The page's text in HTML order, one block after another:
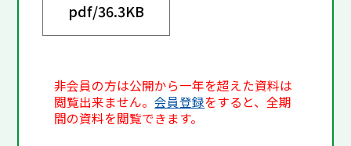
pdf/36.3KB
非会員の方は公開から一年を超えた資料は
閲覧出来ません。会員登録をすると、全期
間の資料を閲覧できます。